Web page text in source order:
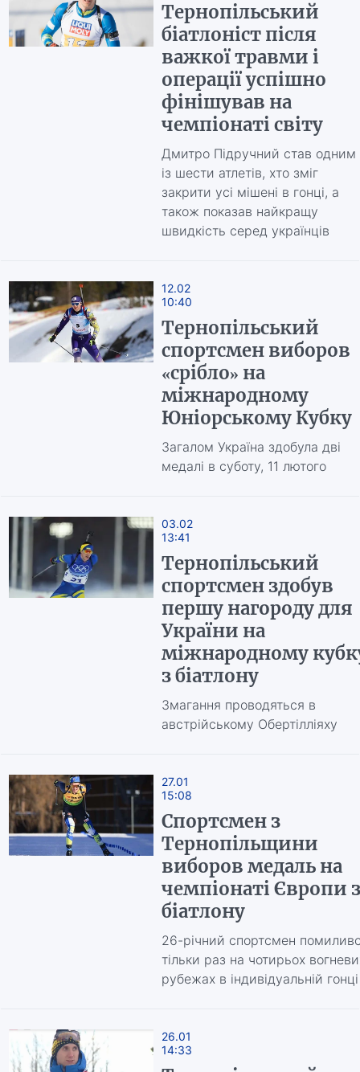
Тернопільський
біатлоніст після
важкої травми і
операції успішно
фінішував на
чемпіонаті світу
Дмитро Підручний став одним
із шести атлетів, хто зміг
закрити усі мішені в гонці, а
також показав найкращу
швидкість серед українців
12.02
10:40
Тернопільський
спортсмен виборов
«срібло» на
міжнародному
Юніорському Кубку
Загалом Україна здобула дві
медалі в суботу, 11 лютого
03.02
13:41
Тернопільський
спортсмен здобув
першу нагороду для
України на
міжнародному
з біатлону
Змагання проводяться в
австрійському Обертілліяху
27.01
15:08
Спортсмен з
Тернопільщини
виборов медаль на
чемпіонаті Європи з
біатлону
26-річний спортсмен
тільки раз на чотирьох
рубежах в індивідуальній гонці
26.01
14:33